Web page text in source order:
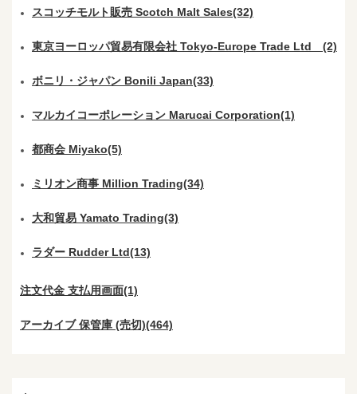
スコッチモルト販売 Scotch Malt Sales(32)
東京ヨーロッパ貿易有限会社 Tokyo-Europe Trade Ltd (2)
ボニリ・ジャパン Bonili Japan(33)
マルカイコーポレーション Marucai Corporation(1)
都商会 Miyako(5)
ミリオン商事 Million Trading(34)
大和貿易 Yamato Trading(3)
ラダー Rudder Ltd(13)
注文代金 支払用画面(1)
アーカイブ 保管庫 (売切)(464)